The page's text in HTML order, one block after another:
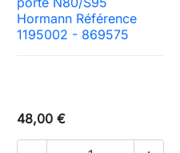
Hormann Référence
1195002 - 869575
48,00 €